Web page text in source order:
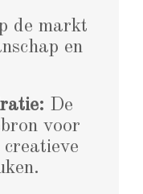
de markt
en
De
voor